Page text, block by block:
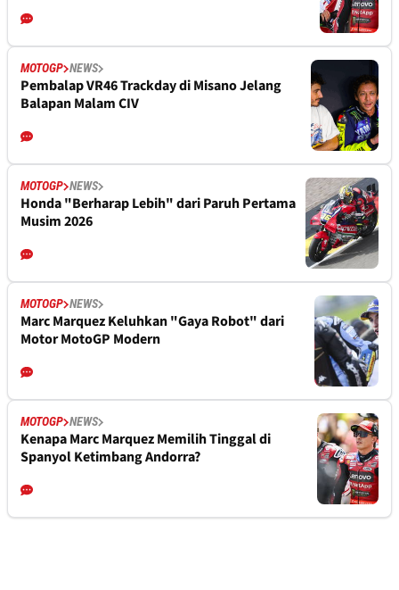
MOTOGP NEWS
Pembalap VR46 Trackday di Misano Jelang
Balapan Malam CIV
MOTOGP NEWS
Honda "Berharap Lebih" dari Paruh Pertama
Musim 2026
MOTOGP NEWS
Marc Marquez Keluhkan "Gaya Robot" dari
Motor MotoGP Modern
MOTOGP NEWS
Kenapa Marc Marquez Memilih Tinggal di
Spanyol Ketimbang Andorra?